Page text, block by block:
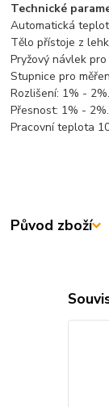
Technické
Automatická
Tělo přístoje z
Pryžový návlek
Stupnice pro
Rozlišení: 1% - 2%.
Přesnost: 1% - 2%.
Pracovní teplota
Původ zboží